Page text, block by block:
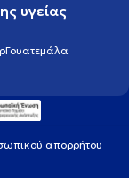
υγείας
Γουατεμάλα
απορρήτου